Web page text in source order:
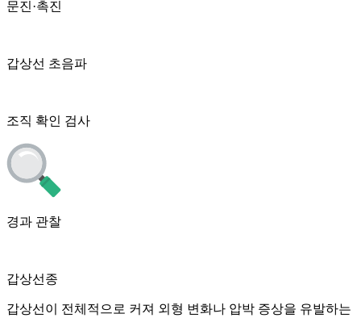
문진·촉진
갑상선 초음파
조직 확인 검사
경과 관찰
갑상선종
갑상선이 전체적으로 커져 외형 변화나 압박 증상을 유발하는